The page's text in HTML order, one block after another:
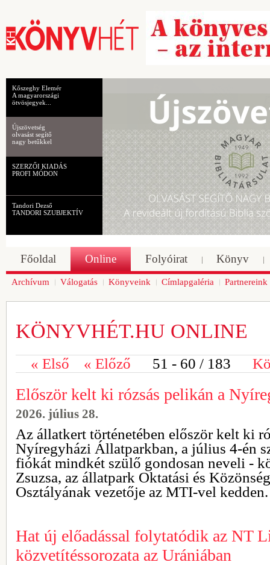
Kőszeghy Elemér
A magyarországi
ötvösjegyek...
Újszövetség
olvasást segítő
nagy betűkkel
SZERZŐI KIADÁS
PROFI MÓDON
Tandori Dezső
TANDORI SZUBJEKTÍV
Főoldal Online Folyóirat Könyv
Archívum Válogatás Könyveink Címlapgaléria Partnereink
KÖNYVHÉT.HU ONLINE
« Első « Előző 51 - 60 / 183
Először kelt ki rózsás pelikán a
2026. július 28.
Az állatkert történetében először kelt ki
Nyíregyházi Állatparkban, a július 4-én
fiókát mindkét szülő gondosan neveli -
Zsuzsa, az állatpark Oktatási és
Osztályának vezetője az MTI-vel kedden.
Hat új előadással folytatódik az NT
közvetítéssorozata az Urániában